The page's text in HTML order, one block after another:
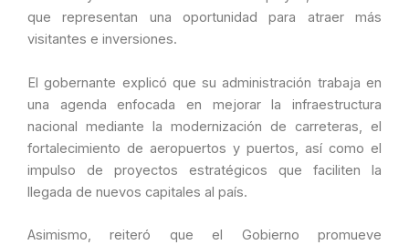
que representan una oportunidad para atraer más
visitantes e inversiones.
El gobernante explicó que su administración trabaja en
una agenda enfocada en mejorar la infraestructura
nacional mediante la modernización de carreteras, el
fortalecimiento de aeropuertos y puertos, así como el
impulso de proyectos estratégicos que faciliten la
llegada de nuevos capitales al país.
Asimismo, reiteró que el Gobierno promueve